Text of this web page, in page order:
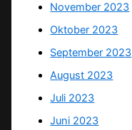
November 2023
Oktober 2023
September 2023
August 2023
Juli 2023
Juni 2023